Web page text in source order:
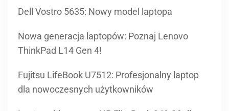
Dell Vostro 5635: Nowy model laptopa
Nowa generacja laptopów: Poznaj Lenovo
ThinkPad L14 Gen 4!
Fujitsu LifeBook U7512: Profesjonalny laptop
dla nowoczesnych użytkowników